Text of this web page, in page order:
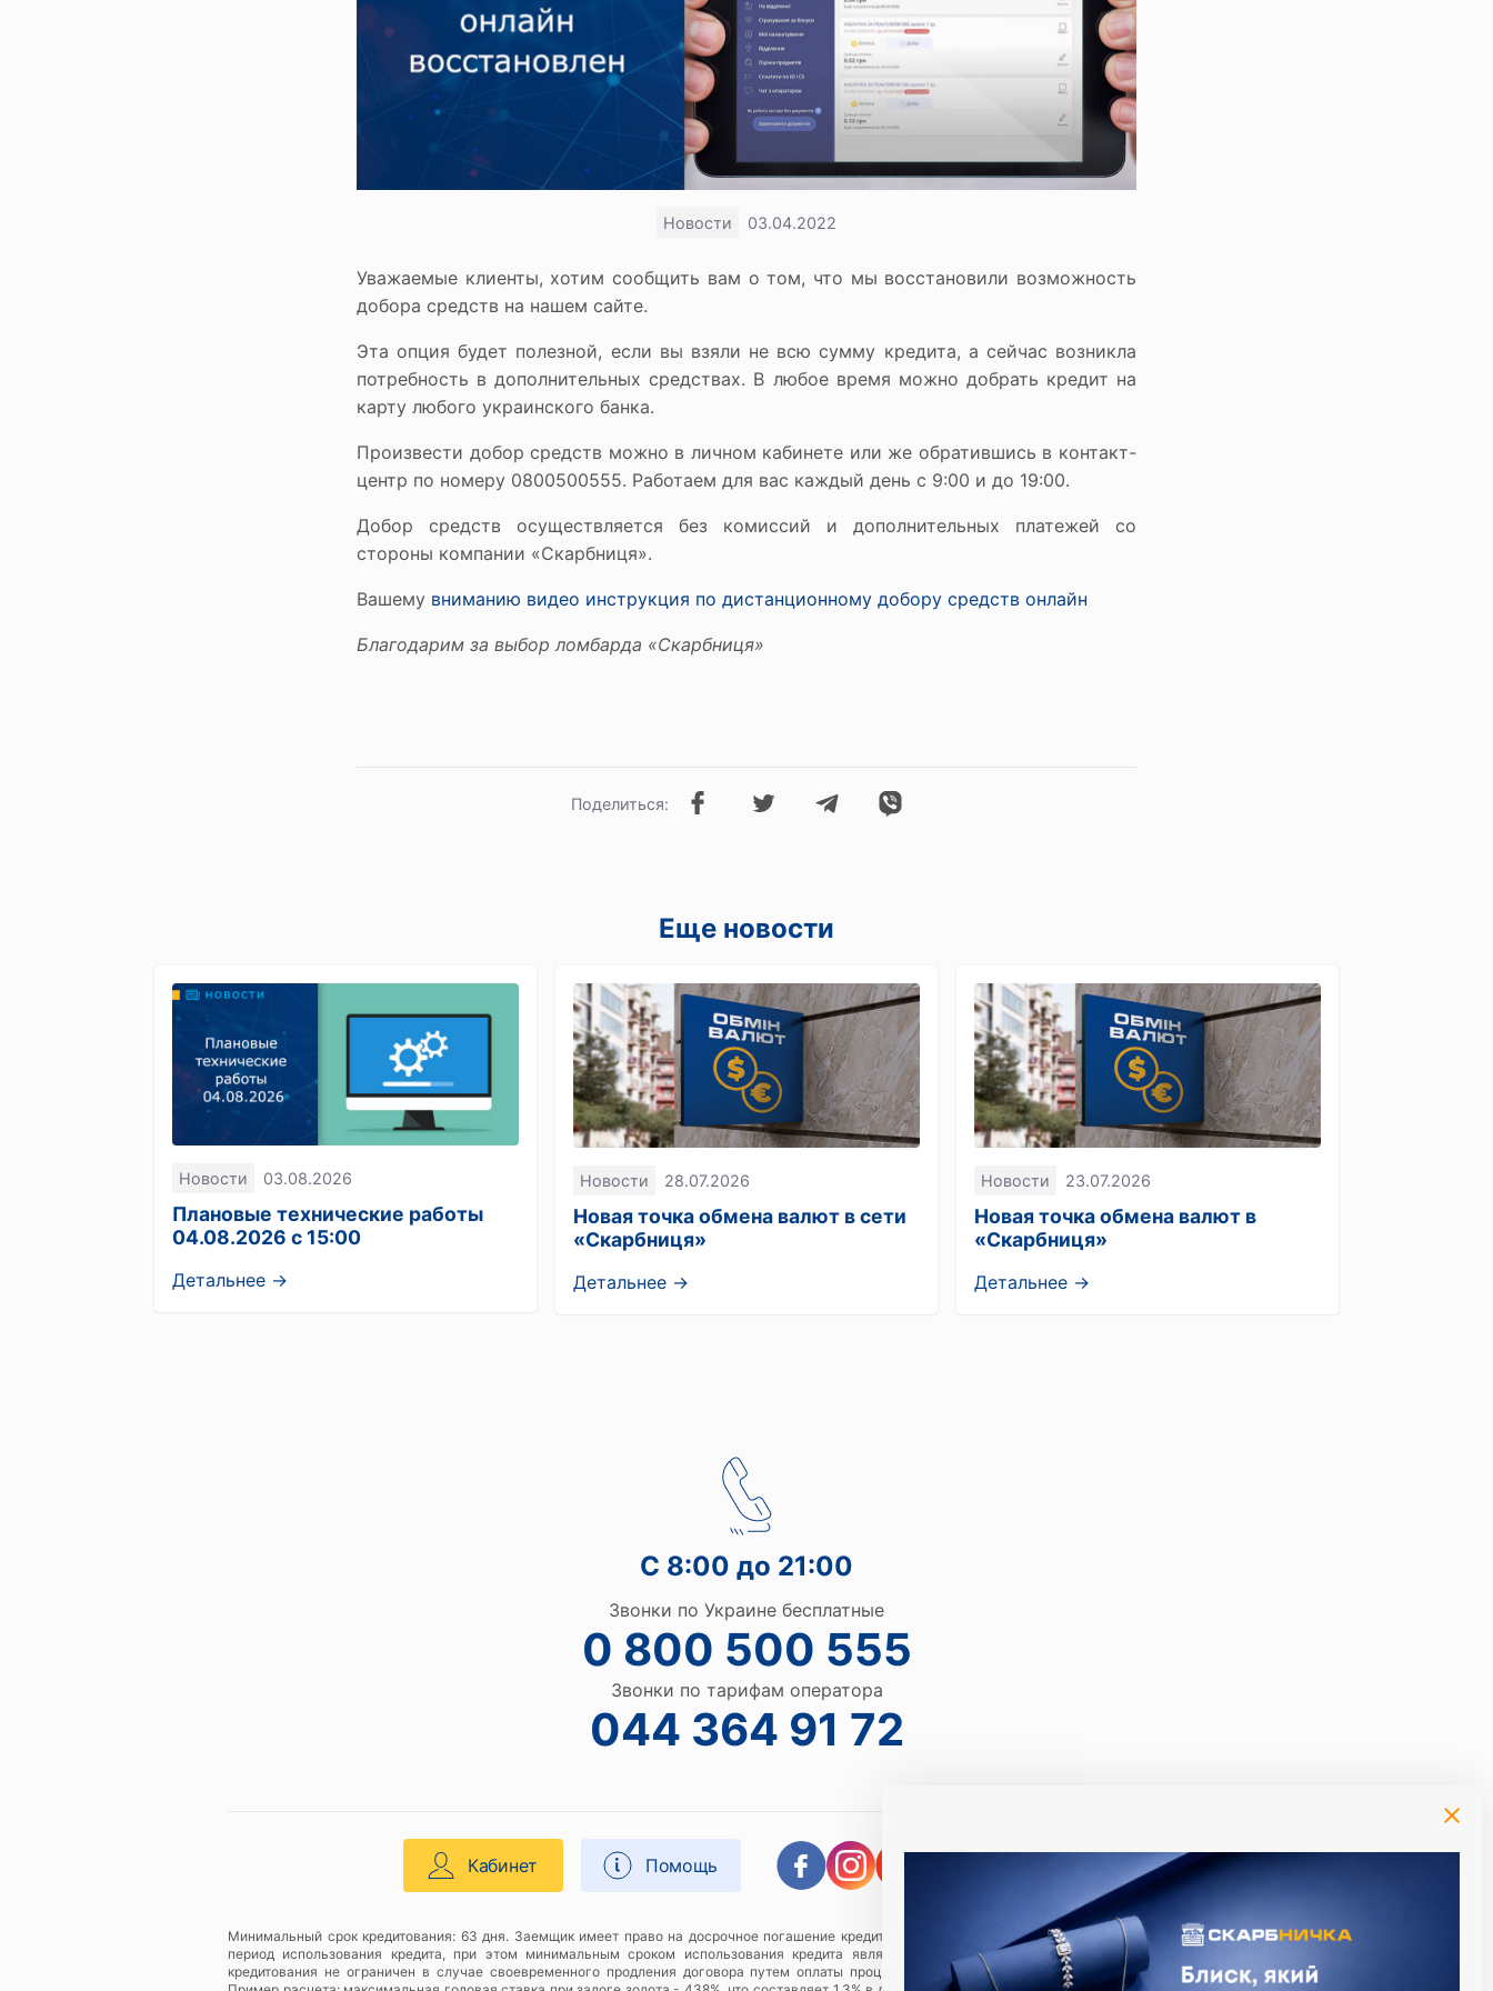
Новости 03.04.2022
Уважаемые клиенты, хотим сообщить вам о том, что мы восстановили возможность
добора средств на нашем сайте.
Эта опция будет полезной, если вы взяли не всю сумму кредита, а сейчас возникла
потребность в дополнительных средствах. В любое время можно добрать кредит на
карту любого украинского банка.
Произвести добор средств можно в личном кабинете или же обратившись в контакт-
центр по номеру 0800500555. Работаем для вас каждый день с 9:00 и до 19:00.
Добор средств осуществляется без комиссий и дополнительных платежей со
стороны компании «Скарбниця».
Вашему вниманию видео инструкция по дистанционному добору средств онлайн
Благодарим за выбор ломбарда «Скарбниця»
Поделиться:
Еще новости
Новости 03.08.2026
Плановые технические работы
04.08.2026 с 15:00
Детальнее →
Новости 28.07.2026
Новая точка обмена валют в сети
«Скарбниця»
Детальнее →
Новости 23.07.2026
Новая точка обмена валют в
«Скарбниця»
Детальнее →
С 8:00 до 21:00
Звонки по Украине бесплатные
0 800 500 555
Звонки по тарифам оператора
044 364 91 72
Кабинет Помощь
Минимальный срок кредитования: 63 дня. Заемщик имеет право на досрочное погашение кредита в любой момент при оплате процентов за фактический
период использования кредита, при этом минимальным сроком использования кредита является 1 (один) календарный день). Максимальный срок
кредитования не ограничен в случае своевременного продления договора путем оплаты процентов за соответствующий срок пользования кредитом.